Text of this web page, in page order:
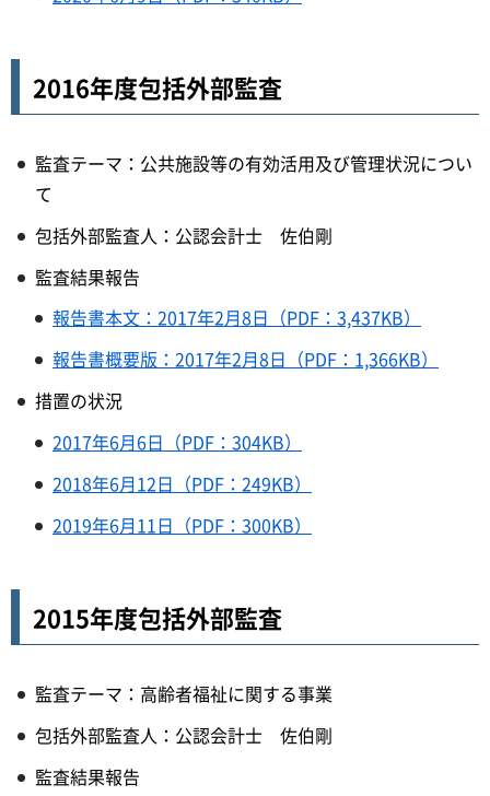
2016年度包括外部監査
監査テーマ：公共施設等の有効活用及び管理状況につい
て
包括外部監査人：公認会計士 佐伯剛
監査結果報告
報告書本文：2017年2月8日（PDF：3,437KB）
報告書概要版：2017年2月8日（PDF：1,366KB）
措置の状況
2017年6月6日（PDF：304KB）
2018年6月12日（PDF：249KB）
2019年6月11日（PDF：300KB）
2015年度包括外部監査
監査テーマ：高齢者福祉に関する事業
包括外部監査人：公認会計士 佐伯剛
監査結果報告